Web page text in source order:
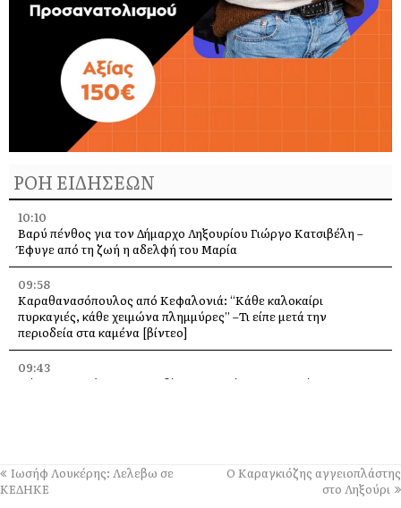
ΡΟΗ ΕΙΔΗΣΕΩΝ
10:10
Βαρύ πένθος για τον Δήμαρχο Ληξουρίου Γιώργο Κατσιβέλη –
Έφυγε από τη ζωή η αδελφή του Μαρία
09:58
Καραθανασόπουλος από Κεφαλονιά: “Κάθε καλοκαίρι
πυρκαγιές, κάθε χειμώνα πλημμύρες” –Τι είπε μετά την
περιοδεία στα καμένα [βίντεο]
09:43
Πάρος: Νεκρό 4χρονο παιδί που εντοπίστηκε σε πισίνα beach
Παγκόσμιο Κ20!
Ιωσήφ Λουκέρης: Λελεβω σε
ΚΕΔΗΚΕ
Ο Καραγκιόζης αγγειοπλάστης
στο Ληξούρι